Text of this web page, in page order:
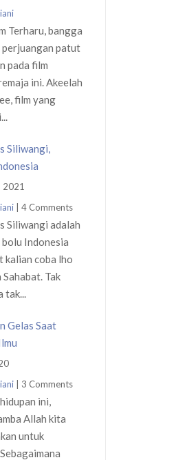
Terharu, bangga
perjuangan patut
pada film
ini. Akeelah
film yang
Siliwangi,
2021
| 4 Comments
Siliwangi adalah
Indonesia
kalian coba lho
Sahabat. Tak
Gelas Saat
| 3 Comments
ini,
Allah kita
untuk